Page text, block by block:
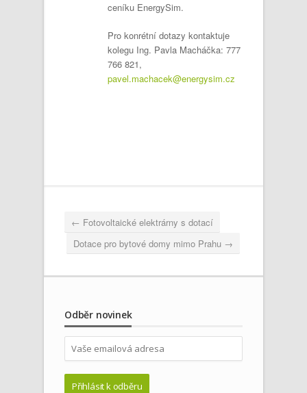
ceníku EnergySim.
Pro konrétní dotazy kontaktuje
kolegu Ing. Pavla Macháčka: 777
766 821,
pavel.machacek@energysim.cz
← Fotovoltaické elektrárny s dotací
Dotace pro bytové domy mimo Prahu →
Odběr novinek